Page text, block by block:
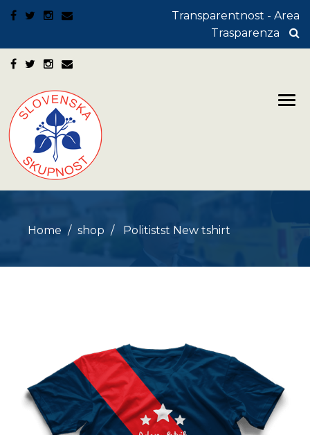
Transparentnost - Area
Trasparenza
Home shop Politistst New tshirt